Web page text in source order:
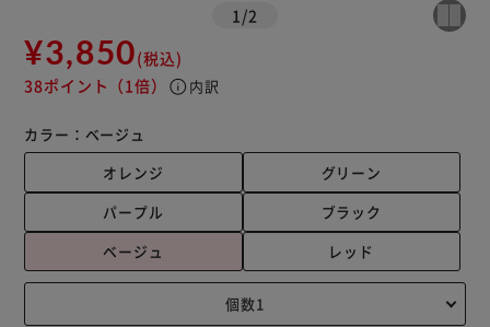
1 /2
¥3,850(税込)
38ポイント （1倍） info 内訳
カラー： ベージュ
オレンジ
グリーン
パープル
ブラック
ベージュ
レッド